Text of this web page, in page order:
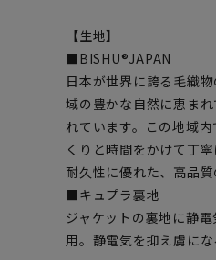
【生地】
■BISHU®JAPAN
日本が世界に誇る毛織
域の豊かな自然に恵ま
れています。この地域
くりと時間をかけて丁
耐久性に優れた、高品質
■キュプラ裏地
ジャケットの裏地に静
用。静電気を抑え虜に